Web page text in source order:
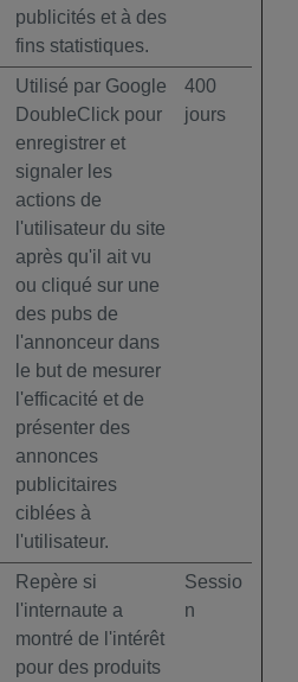
publicités et à des
fins statistiques.
Utilisé par Google
DoubleClick pour
enregistrer et
signaler les
actions de
l'utilisateur du site
après qu'il ait vu
ou cliqué sur une
des pubs de
l'annonceur dans
le but de mesurer
l'efficacité et de
présenter des
annonces
publicitaires
ciblées à
l'utilisateur.
400
jours
Repère si
l'internaute a
montré de l'intérêt
pour des produits
Sessio
n